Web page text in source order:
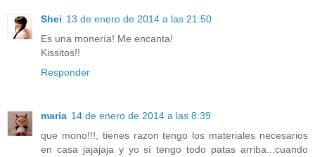
Shei 13 de enero de 2014 a las 21:50
Es una monería! Me encanta!
Kissitos!!
Responder
maria 14 de enero de 2014 a las 8:39
que mono!!!, tienes razon tengo los materiales necesarios
en casa jajajaja y yo sí tengo todo patas arriba...cuando